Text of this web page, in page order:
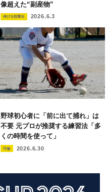
像超えた“副産物”
伸びる指導法 2026.6.3
野球初心者に「前に出て捕れ」は
不要 元プロが推奨する練習法「多
くの時間を使って」
守備 2026.6.30